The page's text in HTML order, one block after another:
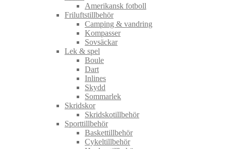
Amerikansk fotboll
Friluftstillbehör
Camping & vandring
Kompasser
Sovsäckar
Lek & spel
Boule
Dart
Inlines
Skydd
Sommarlek
Skridskor
Skridskotillbehör
Sporttillbehör
Baskettillbehör
Cykeltillbehör